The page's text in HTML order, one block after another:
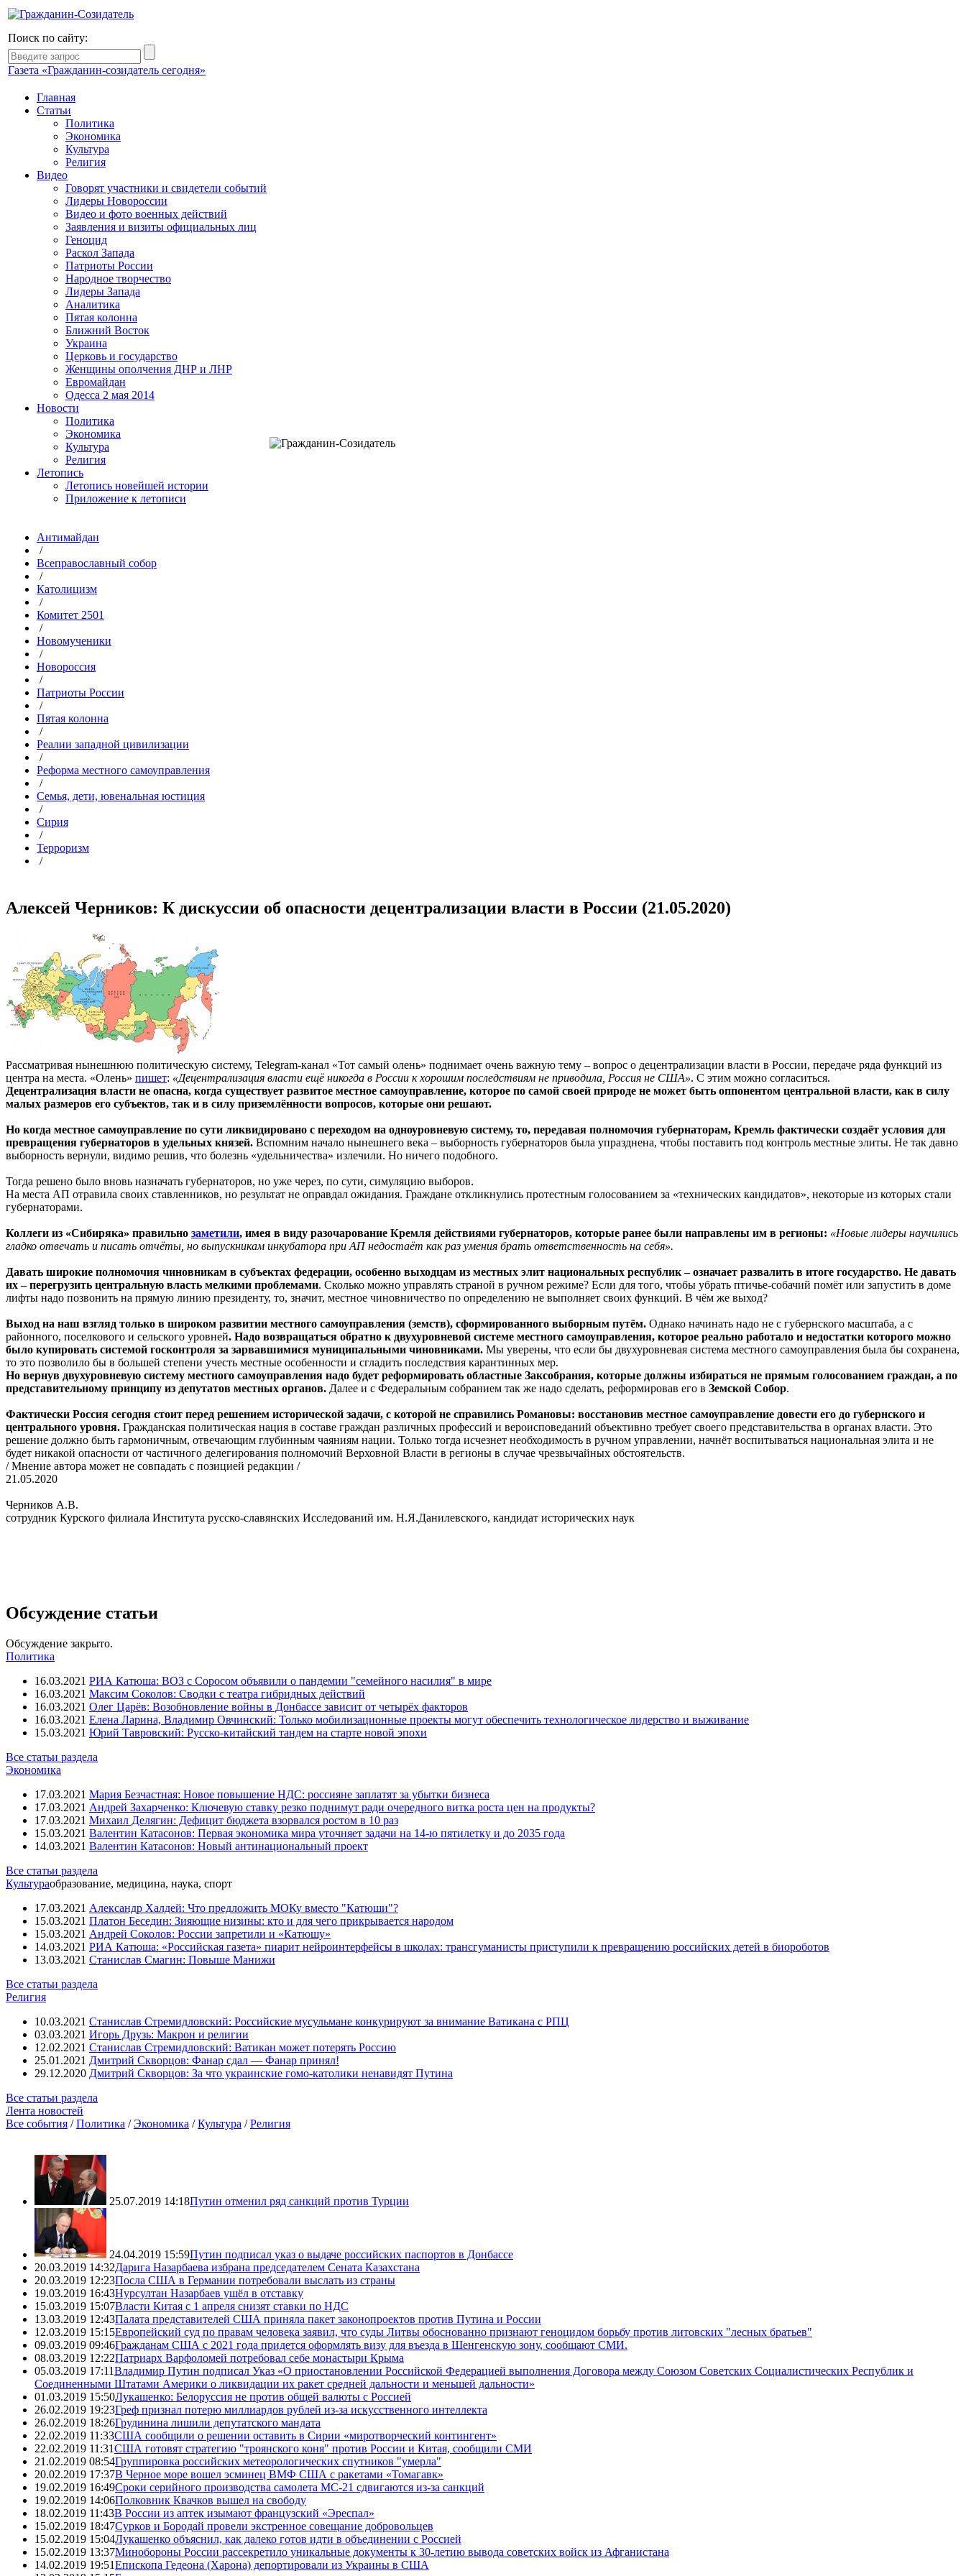
Поиск по сайту:
Газета «Гражданин-созидатель сегодня»
Главная
Статьи
Политика
Экономика
Культура
Религия
Видео
Говорят участники и свидетели событий
Лидеры Новороссии
Видео и фото военных действий
Заявления и визиты официальных лиц
Геноцид
Раскол Запада
Патриоты России
Народное творчество
Лидеры Запада
Аналитика
Пятая колонна
Ближний Восток
Украина
Церковь и государство
Женщины ополчения ДНР и ЛНР
Евромайдан
Одесса 2 мая 2014
Новости
Политика
Экономика
Культура
Религия
Летопись
Летопись новейшей истории
Приложение к летописи
Антимайдан
/
Всеправославный собор
/
Католицизм
/
Комитет 2501
/
Новомученики
/
Новороссия
/
Патриоты России
/
Пятая колонна
/
Реалии западной цивилизации
/
Реформа местного самоуправления
/
Семья, дети, ювенальная юстиция
/
Сирия
/
Терроризм
/
Алексей Черников: К дискуссии об опасности децентрализации власти в России (21.05.2020)
Рассматривая нынешнюю политическую систему, Telegram-канал «Тот самый олень» поднимает очень важную тему – вопрос о децентрализации власти в России, передаче ряда функций из
центра на места. «Олень» пишет: «Децентрализация власти ещё никогда в России к хорошим последствиям не приводила, Россия не США». С этим можно согласиться.
Децентрализация власти не опасна, когда существует развитое местное самоуправление, которое по самой своей природе не может быть оппонентом центральной власти, как в силу
малых размеров его субъектов, так и в силу приземлённости вопросов, которые они решают.
Но когда местное самоуправление по сути ликвидировано с переходом на одноуровневую систему, то, передавая полномочия губернаторам, Кремль фактически создаёт условия для
превращения губернаторов в удельных князей. Вспомним начало нынешнего века – выборность губернаторов была упразднена, чтобы поставить под контроль местные элиты. Не так давно
выборность вернули, видимо решив, что болезнь «удельничества» излечили. Но ничего подобного.
Тогда решено было вновь назначать губернаторов, но уже через, по сути, симуляцию выборов.
На места АП отравила своих ставленников, но результат не оправдал ожидания. Граждане откликнулись протестным голосованием за «технических кандидатов», некоторые из которых стали
губернаторами.
Коллеги из «Сибиряка» правильно заметили, имея в виду разочарование Кремля действиями губернаторов, которые ранее были направлены им в регионы: «Новые лидеры научились
гладко отвечать и писать отчёты, но выпускникам инкубатора при АП недостаёт как раз умения брать ответственность на себя».
Давать широкие полномочия чиновникам в субъектах федерации, особенно выходцам из местных элит национальных республик – означает развалить в итоге государство. Не давать
их – перегрузить центральную власть мелкими проблемами. Сколько можно управлять страной в ручном режиме? Если для того, чтобы убрать птичье-собачий помёт или запустить в доме
лифты надо позвонить на прямую линию президенту, то, значит, местное чиновничество по определению не выполняет своих функций. В чём же выход?
Выход на наш взгляд только в широком развитии местного самоуправления (земств), сформированного выборным путём. Однако начинать надо не с губернского масштаба, а с
районного, поселкового и сельского уровней. Надо возвращаться обратно к двухуровневой системе местного самоуправления, которое реально работало и недостатки которого можно
было купировать системой госконтроля за зарвавшимися муниципальными чиновниками. Мы уверены, что если бы двухуровневая система местного самоуправления была бы сохранена,
то это позволило бы в большей степени учесть местные особенности и сгладить последствия карантинных мер.
Но вернув двухуровневую систему местного самоуправления надо будет реформировать областные Заксобрания, которые должны избираться не прямым голосованием граждан, а по
представительному принципу из депутатов местных органов. Далее и с Федеральным собранием так же надо сделать, реформировав его в Земской Собор.
Фактически Россия сегодня стоит перед решением исторической задачи, с которой не справились Романовы: восстановив местное самоуправление довести его до губернского и
центрального уровня. Гражданская политическая нация в составе граждан различных профессий и вероисповеданий объективно требует своего представительства в органах власти. Это
решение должно быть гармоничным, отвечающим глубинным чаяниям нации. Только тогда исчезнет необходимость в ручном управлении, начнёт воспитываться национальная элита и не
будет никакой опасности от частичного делегирования полномочий Верховной Власти в регионы в случае чрезвычайных обстоятельств.
/ Мнение автора может не совпадать с позицией редакции /
21.05.2020
Черников А.В.
сотрудник Курского филиала Института русско-славянских Исследований им. Н.Я.Данилевского, кандидат исторических наук
Обсуждение статьи
Обсуждение закрыто.
Политика
16.03.2021 РИА Катюша: ВОЗ с Соросом объявили о пандемии "семейного насилия" в мире
16.03.2021 Максим Соколов: Сводки с театра гибридных действий
16.03.2021 Олег Царёв: Возобновление войны в Донбассе зависит от четырёх факторов
16.03.2021 Елена Ларина, Владимир Овчинский: Только мобилизационные проекты могут обеспечить технологическое лидерство и выживание
15.03.2021 Юрий Тавровский: Русско-китайский тандем на старте новой эпохи
Все статьи раздела
Экономика
17.03.2021 Мария Безчастная: Новое повышение НДС: россияне заплатят за убытки бизнеса
17.03.2021 Андрей Захарченко: Ключевую ставку резко поднимут ради очередного витка роста цен на продукты?
17.03.2021 Михаил Делягин: Дефицит бюджета взорвался ростом в 10 раз
15.03.2021 Валентин Катасонов: Первая экономика мира уточняет задачи на 14-ю пятилетку и до 2035 года
14.03.2021 Валентин Катасонов: Новый антинациональный проект
Все статьи раздела
Культураобразование, медицина, наука, спорт
17.03.2021 Александр Халдей: Что предложить МОКу вместо "Катюши"?
15.03.2021 Платон Беседин: Зияющие низины: кто и для чего прикрывается народом
15.03.2021 Андрей Соколов: России запретили и «Катюшу»
14.03.2021 РИА Катюша: «Российская газета» пиарит нейроинтерфейсы в школах: трансгуманисты приступили к превращению российских детей в биороботов
13.03.2021 Станислав Смагин: Повыше Манижи
Все статьи раздела
Религия
10.03.2021 Станислав Стремидловский: Российские мусульмане конкурируют за внимание Ватикана с РПЦ
03.03.2021 Игорь Друзь: Макрон и религии
12.02.2021 Станислав Стремидловский: Ватикан может потерять Россию
25.01.2021 Дмитрий Скворцов: Фанар сдал — Фанар принял!
29.12.2020 Дмитрий Скворцов: За что украинские гомо-католики ненавидят Путина
Все статьи раздела
Лента новостей
Все события /Политика /Экономика /Культура /Религия
25.07.2019 14:18Путин отменил ряд санкций против Турции
24.04.2019 15:59Путин подписал указ о выдаче российских паспортов в Донбассе
20.03.2019 14:32Дарига Назарбаева избрана председателем Сената Казахстана
20.03.2019 12:23Посла США в Германии потребовали выслать из страны
19.03.2019 16:43Нурсултан Назарбаев ушёл в отставку
15.03.2019 15:07Власти Китая с 1 апреля снизят ставки по НДС
13.03.2019 12:43Палата представителей США приняла пакет законопроектов против Путина и России
12.03.2019 15:15Европейский суд по правам человека заявил, что суды Литвы обоснованно признают геноцидом борьбу против литовских "лесных братьев"
09.03.2019 09:46Гражданам США с 2021 года придется оформлять визу для въезда в Шенгенскую зону, сообщают СМИ.
08.03.2019 12:22Патриарх Варфоломей потребовал себе монастыри Крыма
05.03.2019 17:11Владимир Путин подписал Указ «О приостановлении Российской Федерацией выполнения Договора между Союзом Советских Социалистических Республик и
Соединенными Штатами Америки о ликвидации их ракет средней дальности и меньшей дальности»
01.03.2019 15:50Лукашенко: Белоруссия не против общей валюты с Россией
26.02.2019 19:23Греф признал потерю миллиардов рублей из-за искусственного интеллекта
26.02.2019 18:26Грудинина лишили депутатского мандата
22.02.2019 11:33США сообщили о решении оставить в Сирии «миротворческий контингент»
22.02.2019 11:31США готовят стратегию "троянского коня" против России и Китая, сообщили СМИ
21.02.2019 08:54Группировка российских метеорологических спутников "умерла"
20.02.2019 17:37В Черное море вошел эсминец ВМФ США с ракетами «Томагавк»
19.02.2019 16:49Сроки серийного производства самолета МС-21 сдвигаются из-за санкций
19.02.2019 14:06Полковник Квачков вышел на свободу
18.02.2019 11:43В России из аптек изымают французский «Эреспал»
15.02.2019 18:47Сурков и Бородай провели экстренное совещание добровольцев
15.02.2019 15:04Лукашенко объяснил, как далеко готов идти в объединении с Россией
15.02.2019 13:37Минобороны России рассекретило уникальные документы к 30-летию вывода советских войск из Афганистана
14.02.2019 19:51Епископа Гедеона (Харона) депортировали из Украины в США